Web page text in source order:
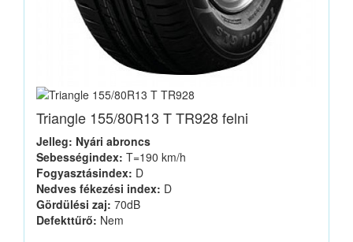
Triangle 155/80R13 T TR928 felni
Jelleg: Nyári abroncs
Sebességindex: T=190 km/h
Fogyasztásindex: D
Nedves fékezési index: D
Gördülési zaj: 70dB
Defekttűrő: Nem